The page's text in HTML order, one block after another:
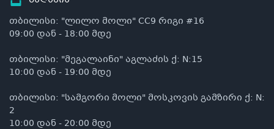
თბილისი: "ლილო მოლი" CC9 რიგი #16
09:00 დან - 18:00 მდე
თბილისი: "მეგალაინი" აგლაძის ქ: N:15
10:00 დან - 19:00 მდე
თბილისი: "სამგორი მოლი" მოსკოვის გამზირი ქ: N:
2
10:00 დან - 20:00 მდე